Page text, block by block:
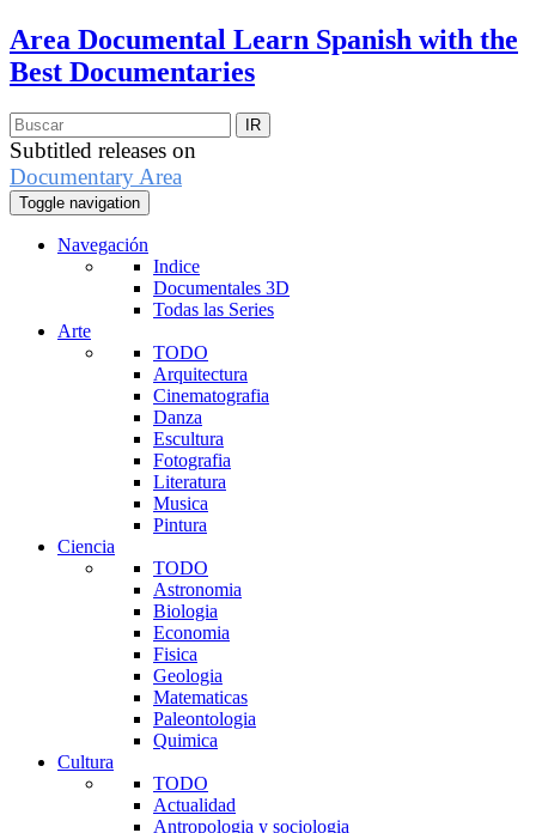
Area Documental Learn Spanish with the
Best Documentaries
Subtitled releases on
Documentary Area
Toggle navigation
Navegación
Indice
Documentales 3D
Todas las Series
Arte
TODO
Arquitectura
Cinematografia
Danza
Escultura
Fotografia
Literatura
Musica
Pintura
Ciencia
TODO
Astronomia
Biologia
Economia
Fisica
Geologia
Matematicas
Paleontologia
Quimica
Cultura
TODO
Actualidad
Antropologia y sociologia